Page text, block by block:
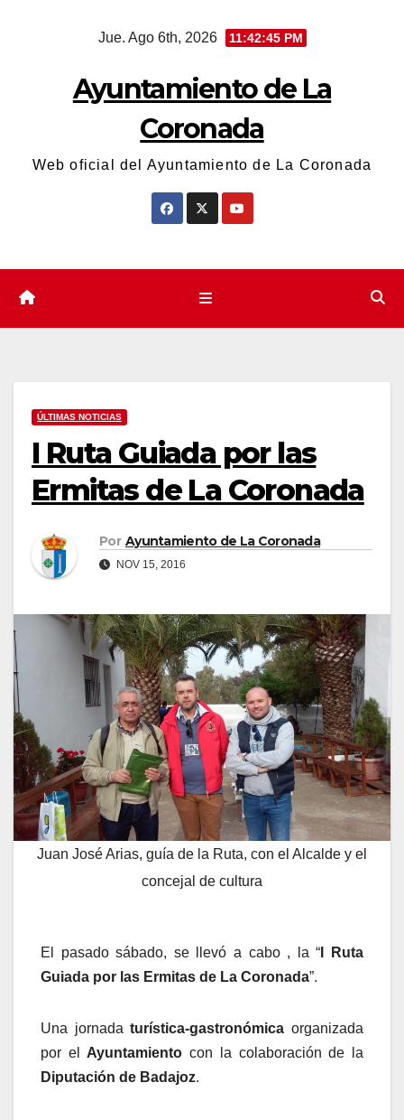
Jue. Ago 6th, 2026 11:42:46 PM
Ayuntamiento de La
Coronada
Web oficial del Ayuntamiento de La Coronada
ÚLTIMAS NOTICIAS
I Ruta Guiada por las
Ermitas de La Coronada
Por Ayuntamiento de La Coronada
NOV 15, 2016
Juan José Arias, guía de la Ruta, con el Alcalde y el
concejal de cultura
El pasado sábado, se llevó a cabo , la “ I Ruta
Guiada por las Ermitas de La Coronada”.
Una jornadaturística-gastronómica organizada
por el Ayuntamiento con la colaboración de la
Diputación de Badajoz.